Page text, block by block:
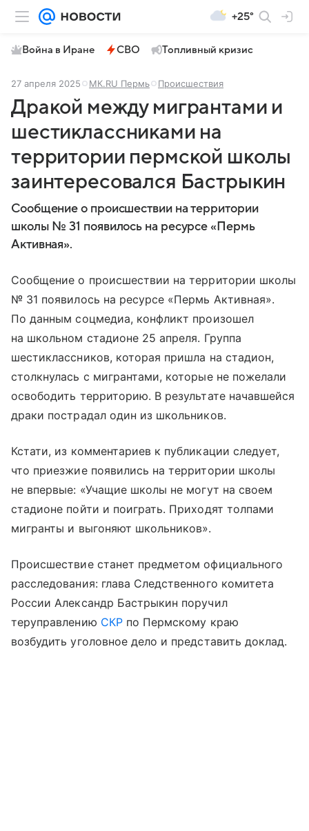
+25°
Война в Иране СВО Топливный кризис
27 апреля 2025 МК.RU Пермь Происшествия
Дракой между мигрантами и
шестиклассниками на
территории пермской школы
заинтересовался Бастрыкин
Сообщение о происшествии на территории
школы № 31 появилось на ресурсе «Пермь
Активная».
Сообщение о происшествии на территории школы
№ 31 появилось на ресурсе «Пермь Активная».
По данным соцмедиа, конфликт произошел
на школьном стадионе 25 апреля. Группа
шестиклассников, которая пришла на стадион,
столкнулась с мигрантами, которые не пожелали
освободить территорию. В результате начавшейся
драки пострадал один из школьников.
Кстати, из комментариев к публикации следует,
что приезжие появились на территории школы
не впервые: «Учащие школы не могут на своем
стадионе пойти и поиграть. Приходят толпами
мигранты и выгоняют школьников».
Происшествие станет предметом официального
расследования: глава Следственного комитета
России Александр Бастрыкин поручил
теруправлению СКРпо Пермскому краю
возбудить уголовное дело и представить доклад.